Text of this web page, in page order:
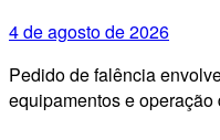
4 de agosto de 2026
Pedido de falência
equipamentos e